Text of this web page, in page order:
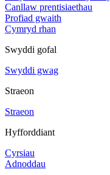
Canllaw prentisiaethau
Profiad gwaith
Cymryd rhan
Swyddi gofal
Swyddi gwag
Straeon
Straeon
Hyfforddiant
Cyrsiau
Adnoddau